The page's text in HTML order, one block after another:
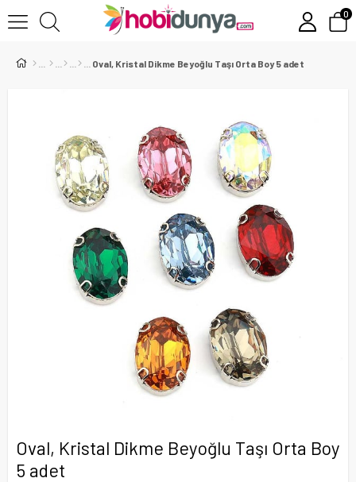
0
Oval, Kristal Dikme Beyoğlu Taşı Orta Boy 5 adet
Oval, Kristal Dikme Beyoğlu Taşı Orta Boy
5 adet